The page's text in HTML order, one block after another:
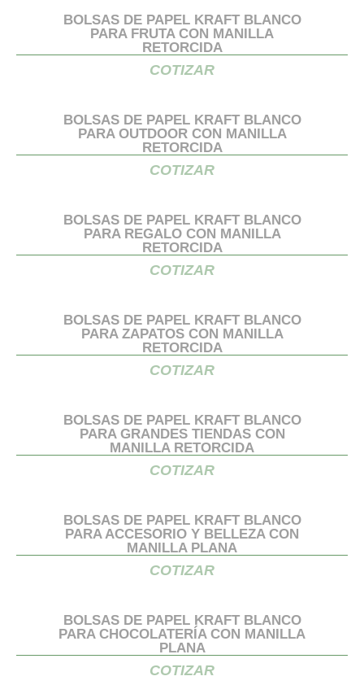
BOLSAS DE PAPEL KRAFT BLANCO
PARA FRUTA CON MANILLA
RETORCIDA
COTIZAR
BOLSAS DE PAPEL KRAFT BLANCO
PARA OUTDOOR CON MANILLA
RETORCIDA
COTIZAR
BOLSAS DE PAPEL KRAFT BLANCO
PARA REGALO CON MANILLA
RETORCIDA
COTIZAR
BOLSAS DE PAPEL KRAFT BLANCO
PARA ZAPATOS CON MANILLA
RETORCIDA
COTIZAR
BOLSAS DE PAPEL KRAFT BLANCO
PARA GRANDES TIENDAS CON
MANILLA RETORCIDA
COTIZAR
BOLSAS DE PAPEL KRAFT BLANCO
PARA ACCESORIO Y BELLEZA CON
MANILLA PLANA
COTIZAR
BOLSAS DE PAPEL KRAFT BLANCO
PARA CHOCOLATERÍA CON MANILLA
PLANA
COTIZAR